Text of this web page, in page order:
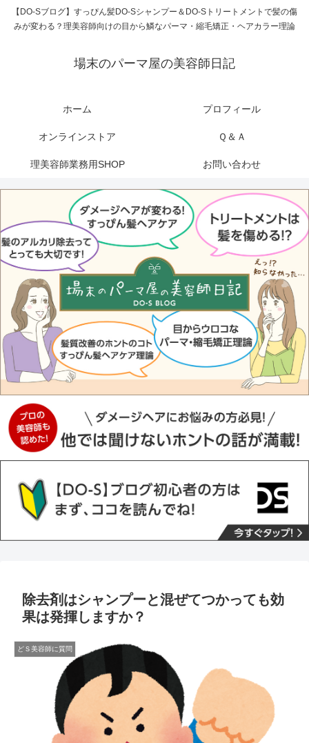
【DO-Sブログ】すっぴん髪DO-Sシャンプー＆DO-Sトリートメントで髪の傷
みが変わる？理美容師向けの目から鱗なパーマ・縮毛矯正・ヘアカラー理論
場末のパーマ屋の美容師日記
ホーム プロフィール
オンラインストア Ｑ＆Ａ
理美容師業務用SHOP お問い合わせ
除去剤はシャンプーと混ぜてつかっても効
果は発揮しますか？
どＳ美容師に質問